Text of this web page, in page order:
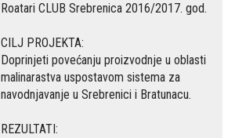
Roatari CLUB Srebrenica 2016/2017. god.
CILJ PROJEKTA:
Doprinjeti povećanju proizvodnje u oblasti
malinarastva uspostavom sistema za
navodnjavanje u Srebrenici i Bratunacu.
REZULTATI: